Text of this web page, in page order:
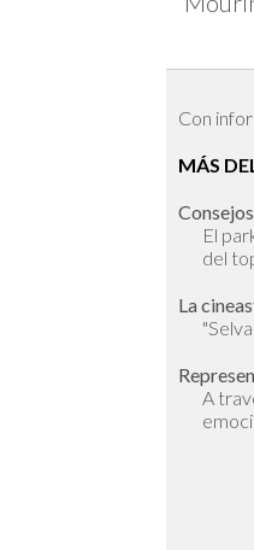
Con
MÁS
El
del
La
A